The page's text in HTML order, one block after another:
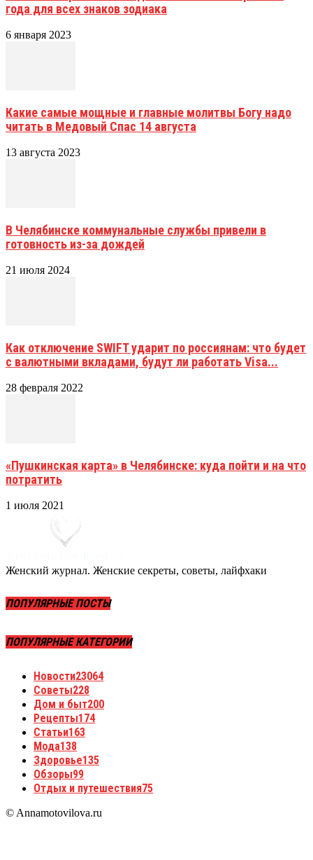
года для всех знаков зодиака
6 января 2023
Какие самые мощные и главные молитвы Богу надо
читать в Медовый Спас 14 августа
13 августа 2023
В Челябинске коммунальные службы привели в
готовность из-за дождей
21 июля 2024
Как отключение SWIFT ударит по россиянам: что будет
с валютными вкладами, будут ли работать Visa...
28 февраля 2022
«Пушкинская карта» в Челябинске: куда пойти и на что
потратить
1 июля 2021
Женский журнал. Женские секреты, советы, лайфхаки
ПОПУЛЯРНЫЕ ПОСТЫ
ПОПУЛЯРНЫЕ КАТЕГОРИИ
Новости23064
Советы228
Дом и быт200
Рецепты174
Статьи163
Мода138
Здоровье135
Обзоры99
Отдых и путешествия75
© Annamotovilova.ru